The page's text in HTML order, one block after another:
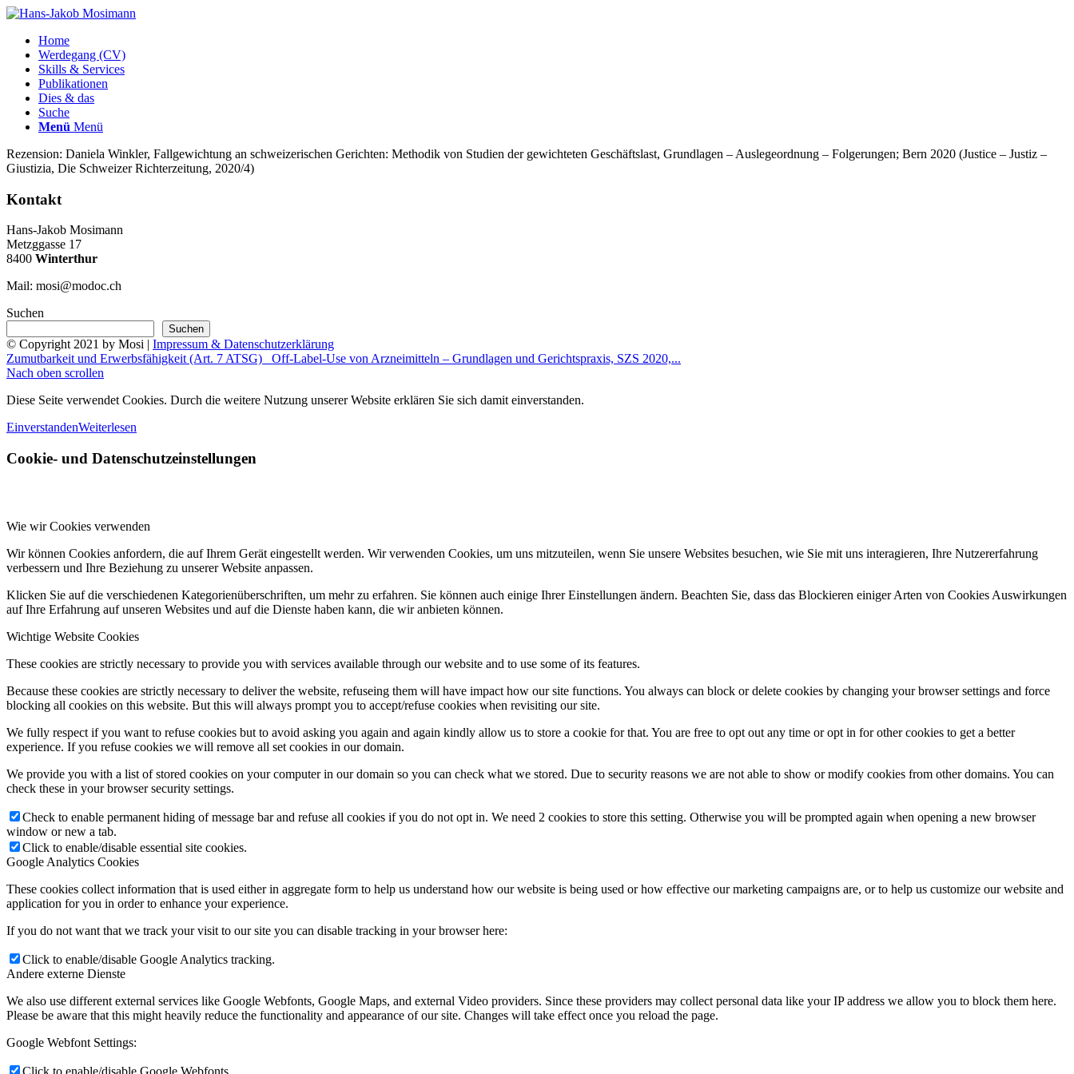
Home
Werdegang (CV)
Skills & Services
Publikationen
Dies & das
Suche
Menü Menü
Rezension: Daniela Winkler, Fallgewichtung an schweizerischen Gerichten: Methodik von Studien der gewichteten Geschäftslast, Grundlagen – Auslegeordnung – Folgerungen; Bern 2020 (Justice – Justiz –
Giustizia, Die Schweizer Richterzeitung, 2020/4)
Kontakt
Hans-Jakob Mosimann
Metzggasse 17
8400 Winterthur
Mail: mosi@modoc.ch
Suchen
Suchen
© Copyright 2021 by Mosi | Impressum & Datenschutzerklärung
Zumutbarkeit und Erwerbsfähigkeit (Art. 7 ATSG)
Off-Label-Use von Arzneimitteln – Grundlagen und Gerichtspraxis, SZS 2020,...
Nach oben scrollen
Diese Seite verwendet Cookies. Durch die weitere Nutzung unserer Website erklären Sie sich damit einverstanden.
EinverstandenWeiterlesen
Cookie- und Datenschutzeinstellungen
Wie wir Cookies verwenden
Wir können Cookies anfordern, die auf Ihrem Gerät eingestellt werden. Wir verwenden Cookies, um uns mitzuteilen, wenn Sie unsere Websites besuchen, wie Sie mit uns interagieren, Ihre Nutzererfahrung
verbessern und Ihre Beziehung zu unserer Website anpassen.
Klicken Sie auf die verschiedenen Kategorienüberschriften, um mehr zu erfahren. Sie können auch einige Ihrer Einstellungen ändern. Beachten Sie, dass das Blockieren einiger Arten von Cookies Auswirkungen
auf Ihre Erfahrung auf unseren Websites und auf die Dienste haben kann, die wir anbieten können.
Wichtige Website Cookies
These cookies are strictly necessary to provide you with services available through our website and to use some of its features.
Because these cookies are strictly necessary to deliver the website, refuseing them will have impact how our site functions. You always can block or delete cookies by changing your browser settings and force
blocking all cookies on this website. But this will always prompt you to accept/refuse cookies when revisiting our site.
We fully respect if you want to refuse cookies but to avoid asking you again and again kindly allow us to store a cookie for that. You are free to opt out any time or opt in for other cookies to get a better
experience. If you refuse cookies we will remove all set cookies in our domain.
We provide you with a list of stored cookies on your computer in our domain so you can check what we stored. Due to security reasons we are not able to show or modify cookies from other domains. You can
check these in your browser security settings.
Check to enable permanent hiding of message bar and refuse all cookies if you do not opt in. We need 2 cookies to store this setting. Otherwise you will be prompted again when opening a new browser
window or new a tab.
Click to enable/disable essential site cookies.
Google Analytics Cookies
These cookies collect information that is used either in aggregate form to help us understand how our website is being used or how effective our marketing campaigns are, or to help us customize our website and
application for you in order to enhance your experience.
If you do not want that we track your visit to our site you can disable tracking in your browser here:
Click to enable/disable Google Analytics tracking.
Andere externe Dienste
We also use different external services like Google Webfonts, Google Maps, and external Video providers. Since these providers may collect personal data like your IP address we allow you to block them here.
Please be aware that this might heavily reduce the functionality and appearance of our site. Changes will take effect once you reload the page.
Google Webfont Settings:
Click to enable/disable Google Webfonts.